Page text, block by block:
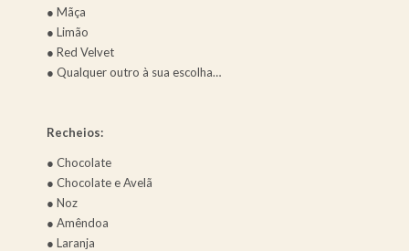
● Mãça
● Limão
● Red Velvet
● Qualquer outro à sua escolha…
Recheios:
● Chocolate
● Chocolate e Avelã
● Noz
● Amêndoa
● Laranja